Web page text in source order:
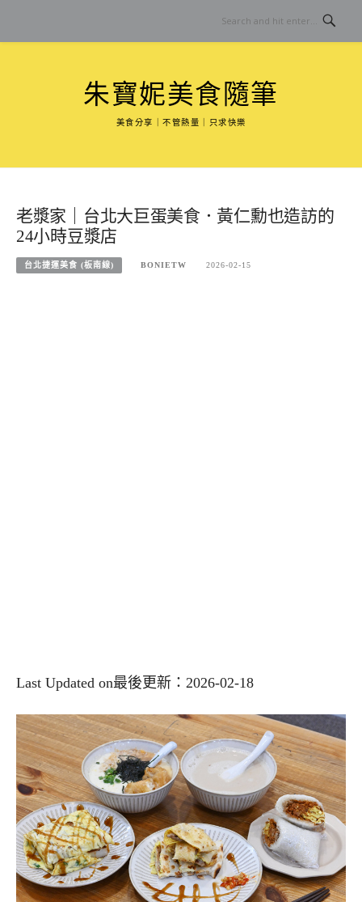
content
朱寶妮美食隨筆
美食分享｜不管熱量｜只求快樂
老漿家｜台北大巨蛋美食．黃仁勳也造訪的
24小時豆漿店
台北捷運美食 (板南線) BONIETW 2026-02-15
Last Updated on最後更新：2026-02-18